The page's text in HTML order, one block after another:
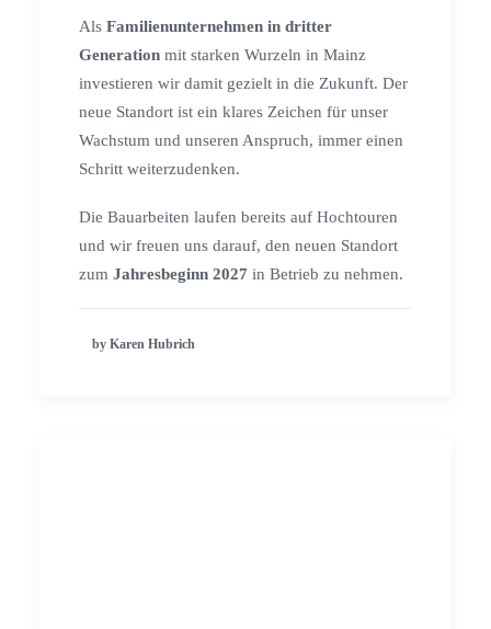
Als Familienunternehmen in dritter
Generation mit starken Wurzeln in Mainz
investieren wir damit gezielt in die Zukunft. Der
neue Standort ist ein klares Zeichen für unser
Wachstum und unseren Anspruch, immer einen
Schritt weiterzudenken.
Die Bauarbeiten laufen bereits auf Hochtouren
und wir freuen uns darauf, den neuen Standort
zum Jahresbeginn 2027 in Betrieb zu nehmen.
by Karen Hubrich